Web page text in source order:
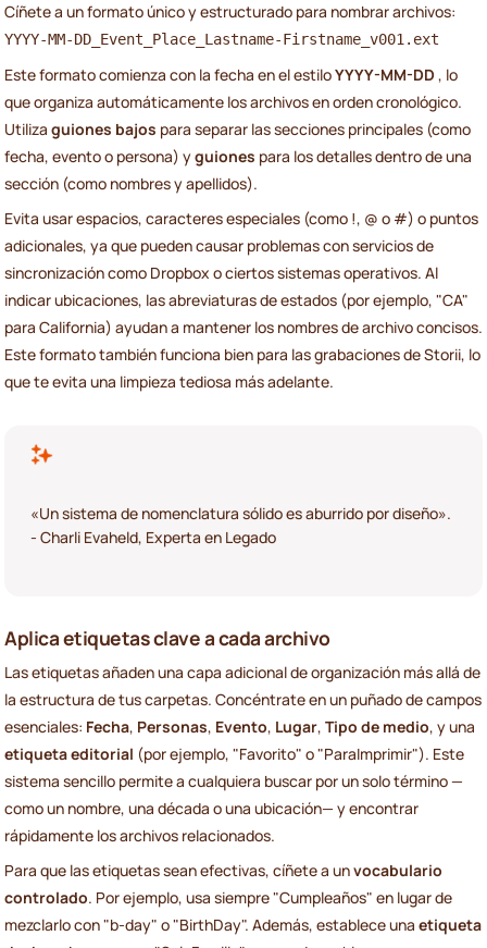
Cíñete a un formato único y estructurado para nombrar archivos:
YYYY-MM-DD_Event_Place_Lastname-Firstname_v001.ext
Este formato comienza con la fecha en el estiloYYYY-MM-DD , lo
que organiza automáticamente los archivos en orden cronológico.
Utiliza guiones bajos para separar las secciones principales (como
fecha, evento o persona) yguiones para los detalles dentro de una
sección (como nombres y apellidos).
Evita usar espacios, caracteres especiales (como !, @ o #) o puntos
adicionales, ya que pueden causar problemas con servicios de
sincronización como Dropbox o ciertos sistemas operativos. Al
indicar ubicaciones, las abreviaturas de estados (por ejemplo, "CA"
para California) ayudan a mantener los nombres de archivo concisos.
Este formato también funciona bien para las grabaciones de Storii, lo
que te evita una limpieza tediosa más adelante.
«Un sistema de nomenclatura sólido es aburrido por diseño».
- Charli Evaheld, Experta en Legado
Aplica etiquetas clave a cada archivo
Las etiquetas añaden una capa adicional de organización más allá de
la estructura de tus carpetas. Concéntrate en un puñado de campos
esenciales: Fecha, Personas, Evento, Lugar, Tipo de medio, y una
etiqueta editorial (por ejemplo, "Favorito" o "ParaImprimir"). Este
sistema sencillo permite a cualquiera buscar por un solo término —
como un nombre, una década o una ubicación— y encontrar
rápidamente los archivos relacionados.
Para que las etiquetas sean efectivas, cíñete a unvocabulario
controlado. Por ejemplo, usa siempre "Cumpleaños" en lugar de
mezclarlo con "b-day" o "BirthDay". Además, establece una etiqueta